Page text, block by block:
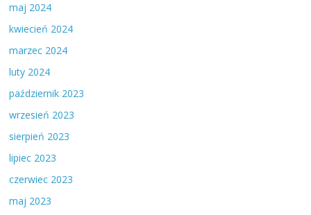
maj 2024
kwiecień 2024
marzec 2024
luty 2024
październik 2023
wrzesień 2023
sierpień 2023
lipiec 2023
czerwiec 2023
maj 2023